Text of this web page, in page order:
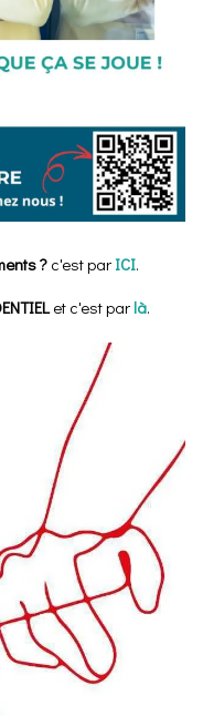
? c'est par ICI.
et c'est par là.